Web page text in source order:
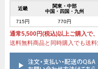
近畿
関東・中部
中国・四国・九州
715円 770円
通常5,500円(税込)以上ご購入で
送料無料商品と同時購入でも送料